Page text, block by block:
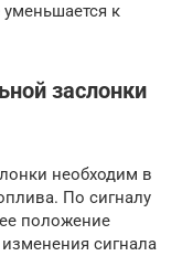
к
заслонки
необходим в
По сигналу
положение
сигнала